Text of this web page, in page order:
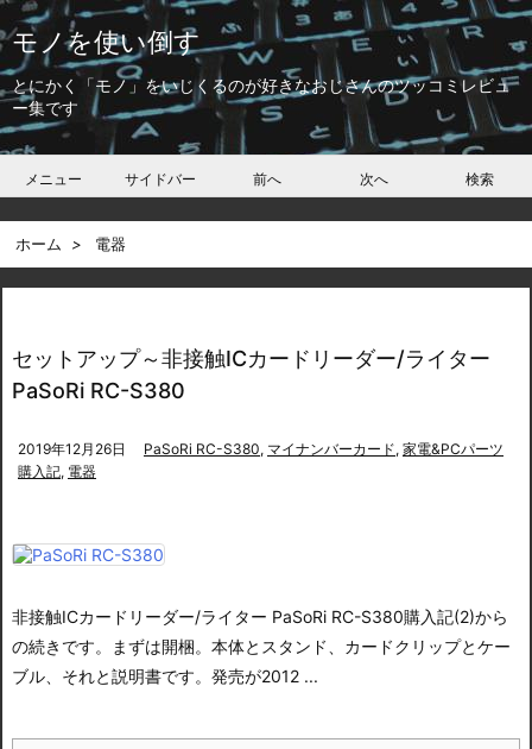
モノを使い倒す
とにかく「モノ」をいじくるのが好きなおじさんのツッコミレビュ
ー集です
メニュー サイドバー 前へ 次へ 検索
ホーム > 電器
セットアップ～非接触ICカードリーダー/ライター
PaSoRi RC-S380
2019年12月26日 PaSoRi RC-S380, マイナンバーカード, 家電&PCパーツ
購入記, 電器
非接触ICカードリーダー/ライター PaSoRi RC-S380購入記(2)から
の続きです。
まずは開梱。 本体とスタンド、カードクリップとケー
ブル、それと説明書です。 発売が2012 ...